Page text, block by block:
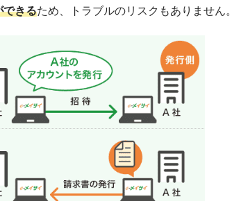
できるため、トラブルのリスクもありません。